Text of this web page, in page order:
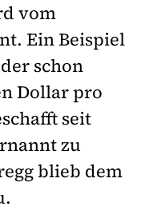
vom
Ein Beispiel
schon
Dollar pro
seit
zu
blieb dem